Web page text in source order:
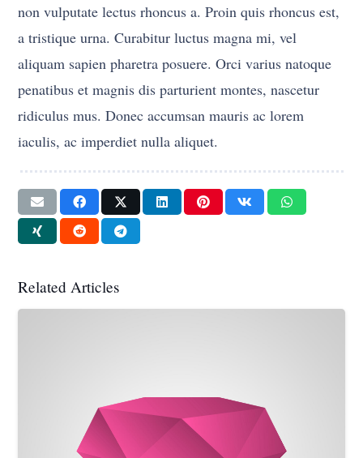
non vulputate lectus rhoncus a. Proin quis rhoncus est,
a tristique urna. Curabitur luctus magna mi, vel
aliquam sapien pharetra posuere. Orci varius natoque
penatibus et magnis dis parturient montes, nascetur
ridiculus mus. Donec accumsan mauris ac lorem
iaculis, ac imperdiet nulla aliquet.
Related Articles